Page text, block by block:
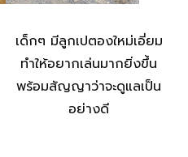
เด็กๆ มีลูกเปตองใหม่เอี่ยม
ทำให้อยากเล่นมากยิ่งขึ้น
พร้อมสัญญาว่าจะดูแลเป็น
อย่างดี